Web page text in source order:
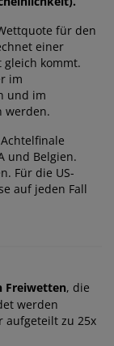
für den
einer
gleich kommt.
im
und im
werden.
und Belgien.
Für die US-
auf jeden Fall
Freiwetten, die
werden
aufgeteilt zu 25x